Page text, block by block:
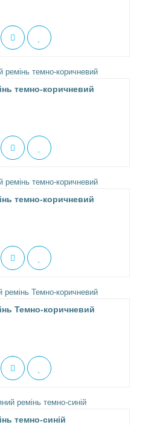
темно-коричневий
темно-коричневий
Темно-коричневий
темно-синій